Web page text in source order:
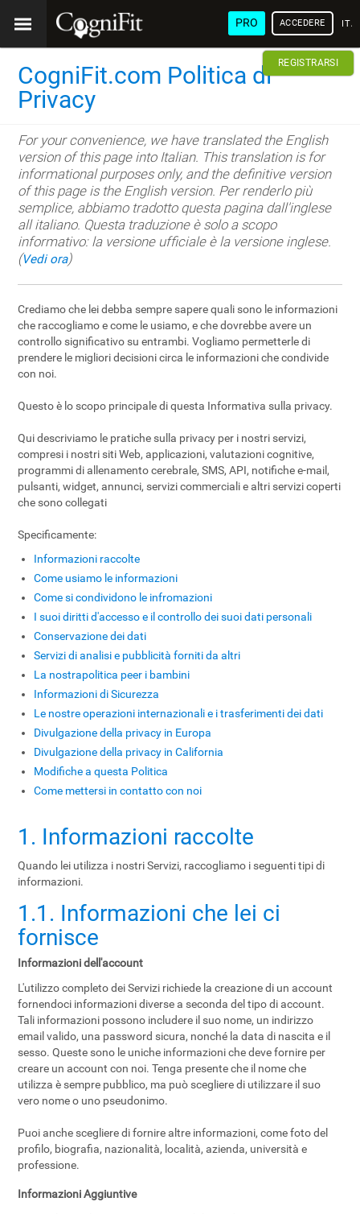
PRO ACCEDERE
REGISTRARSI
CogniFit.com Politica di
Privacy
For your convenience, we have translated the English
version of this page into Italian. This translation is for
informational purposes only, and the definitive version
of this page is the English version. Per renderlo più
semplice, abbiamo tradotto questa pagina dall'inglese
all italiano. Questa traduzione è solo a scopo
informativo: la versione ufficiale è la versione inglese.
(Vedi ora)
Crediamo che lei debba sempre sapere quali sono le informazioni
che raccogliamo e come le usiamo, e che dovrebbe avere un
controllo significativo su entrambi. Vogliamo permetterle di
prendere le migliori decisioni circa le informazioni che condivide
con noi.
Questo è lo scopo principale di questa Informativa sulla privacy.
Qui descriviamo le pratiche sulla privacy per i nostri servizi,
compresi i nostri siti Web, applicazioni, valutazioni cognitive,
programmi di allenamento cerebrale, SMS, API, notifiche e-mail,
pulsanti, widget, annunci, servizi commerciali e altri servizi coperti
che sono collegati
Specificamente:
Informazioni raccolte
Come usiamo le informazioni
Come si condividono le infromazioni
I suoi diritti d'accesso e il controllo dei suoi dati personali
Conservazione dei dati
Servizi di analisi e pubblicità forniti da altri
La nostrapolitica peer i bambini
Informazioni di Sicurezza
Le nostre operazioni internazionali e i trasferimenti dei dati
Divulgazione della privacy in Europa
Divulgazione della privacy in California
Modifiche a questa Politica
Come mettersi in contatto con noi
1. Informazioni raccolte
Quando lei utilizza i nostri Servizi, raccogliamo i seguenti tipi di
informazioni.
1.1. Informazioni che lei ci
fornisce
Informazioni dell'account
L'utilizzo completo dei Servizi richiede la creazione di un account
fornendoci informazioni diverse a seconda del tipo di account.
Tali informazioni possono includere il suo nome, un indirizzo
email valido, una password sicura, nonché la data di nascita e il
sesso. Queste sono le uniche informazioni che deve fornire per
creare un account con noi. Tenga presente che il nome che
utilizza è sempre pubblico, ma può scegliere di utilizzare il suo
vero nome o uno pseudonimo.
Puoi anche scegliere di fornire altre informazioni, come foto del
profilo, biografia, nazionalità, località, azienda, università e
professione.
Informazioni Aggiuntive